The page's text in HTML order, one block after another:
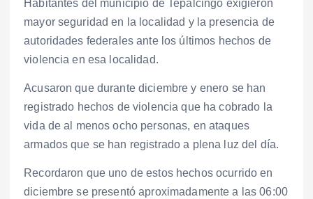
Habitantes del municipio de Tepalcingo exigieron
mayor seguridad en la localidad y la presencia de
autoridades federales ante los últimos hechos de
violencia en esa localidad.
Acusaron que durante diciembre y enero se han
registrado hechos de violencia que ha cobrado la
vida de al menos ocho personas, en ataques
armados que se han registrado a plena luz del día.
Recordaron que uno de estos hechos ocurrido en
diciembre se presentó aproximadamente a las 06:00